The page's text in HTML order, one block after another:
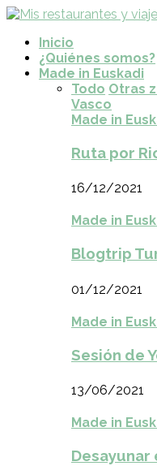
Inicio
¿Quiénes somos?
Made in Euskadi
Todo Otras
Vasco
Made in
Ruta por
16/12/2021
Made in
Blogtrip
01/12/2021
Made in
Sesión de
13/06/2021
Made in
Desayunar